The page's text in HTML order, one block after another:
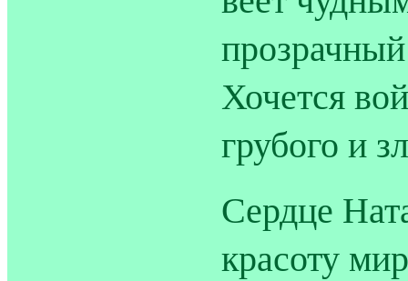
Хочется
грубого и
Сердце
красоту